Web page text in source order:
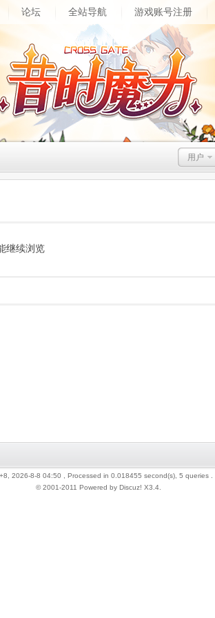
论坛 全站导航 游戏账号注册
用户
继续浏览
2026-8-8 04:50
, Processed in 0.018455 second(s), 5 queries .
© 2001-2011 Powered by Discuz! X3.4